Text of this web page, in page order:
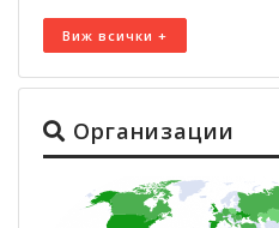
Виж всички +
Организации